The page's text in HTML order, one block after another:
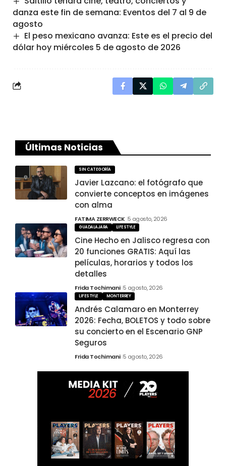
danza este fin de semana: Eventos del 7 al 9 de
agosto
El peso mexicano avanza: Este es el precio del
dólar hoy miércoles 5 de agosto de 2026
Últimas Noticias
SIN CATEGORÍA
Javier Lazcano: el fotógrafo que
convierte conceptos en imágenes
con alma
FATIMA ZERRWECK 5 agosto, 2026
GUADALAJARA LIFESTYLE
Cine Hecho en Jalisco regresa con
20 funciones GRATIS: Aquí las
películas, horarios y todos los
detalles
Frida Tochimani 5 agosto, 2026
LIFESTYLE MONTERREY
Andrés Calamaro en Monterrey
2026: Fecha, BOLETOS y todo sobre
su concierto en el Escenario GNP
Seguros
Frida Tochimani 5 agosto, 2026